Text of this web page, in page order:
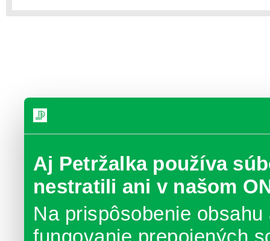
Aj Petržalka používa
nestratili ani v našom
Na prispôsobenie